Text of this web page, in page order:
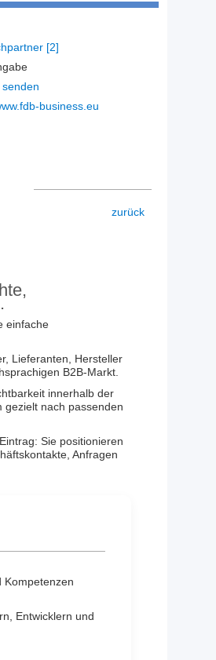
[2]
business.eu
zurück
einfache
Lieferanten, Hersteller
B2B-Markt.
innerhalb der
gezielt nach passenden
Sie positionieren
Anfragen
Kompetenzen
Entwicklern und